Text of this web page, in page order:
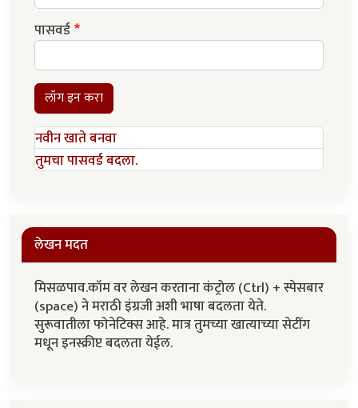
पासवर्ड
लॉग इन करा
नवीन खाते बनवा
तुमचा पासवर्ड बदला.
लेखन मदत
मिसळपाव.कॉम वर लेखन करताना कंट्रोल (Ctrl) + स्पेसबार
(space) ने मराठी इंग्रजी अशी भाषा बदलता येते.
सुरूवातीला फोनेटिक्स आहे. मात्र तुमच्या खात्याच्या सेटींग
मधून इनस्क्रीप्ट बदलता येईल.